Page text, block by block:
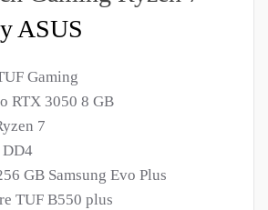
ASUS
Gaming
RTX 3050 8 GB
7
GB Samsung Evo Plus
TUF B550 plus